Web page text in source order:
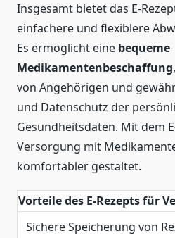
Insgesamt bietet das E-
einfachere und flexiblere
Es ermöglicht eine bequeme
Medikamentenbeschaffung
von Angehörigen und
und Datenschutz der
Gesundheitsdaten. Mit dem
Versorgung mit
komfortabler gestaltet.
Vorteile des E-Rezepts für
Sichere Speicherung von